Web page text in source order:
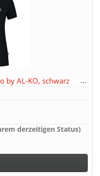
by AL-KO, schwarz
derzeitigen Status)